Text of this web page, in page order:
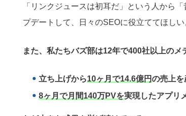
「リンクジュースは初耳だ」という人から
プデートして、日々のSEOに役立ててほしい
また、私たちバズ部は12年で400社以上のメ
立ち上げから10ヶ月で14.6億円の売上を
8ヶ月で月間140万PVを実現したアプリ